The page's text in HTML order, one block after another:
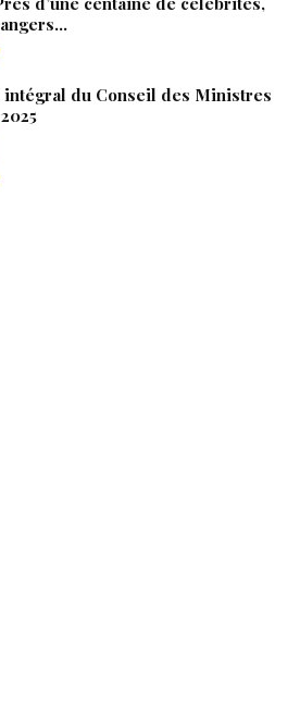
intégral du Conseil des Ministres